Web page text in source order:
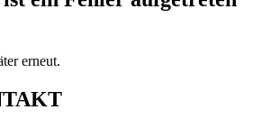
erneut.